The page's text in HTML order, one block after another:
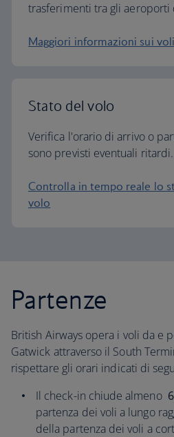
trasferimenti tra gli aeroporti
Maggiori informazioni sui
Stato del volo
Verifica l'orario di arrivo o
sono previsti eventuali ritardi.
Controlla in tempo reale lo
volo
Partenze
British Airways opera i voli da e
Gatwick attraverso il South
rispettare gli orari indicati di
Il check-in chiude almeno
partenza dei voli a lungo
della partenza dei voli a